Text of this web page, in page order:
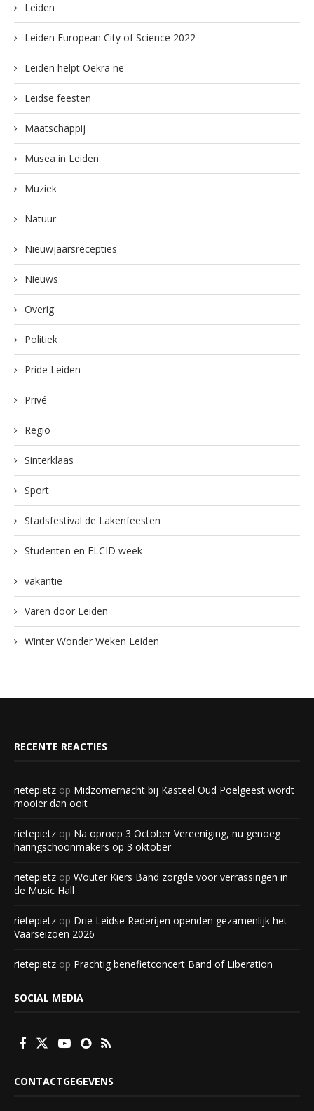
Leiden
Leiden European City of Science 2022
Leiden helpt Oekraïne
Leidse feesten
Maatschappij
Musea in Leiden
Muziek
Natuur
Nieuwjaarsrecepties
Nieuws
Overig
Politiek
Pride Leiden
Privé
Regio
Sinterklaas
Sport
Stadsfestival de Lakenfeesten
Studenten en ELCID week
vakantie
Varen door Leiden
Winter Wonder Weken Leiden
RECENTE REACTIES
rietepietz op Midzomernacht bij Kasteel Oud Poelgeest wordt
mooier dan ooit
rietepietz op Na oproep 3 October Vereeniging, nu genoeg
haringschoonmakers op 3 oktober
rietepietz op Wouter Kiers Band zorgde voor verrassingen in
de Music Hall
rietepietz op Drie Leidse Rederijen openden gezamenlijk het
Vaarseizoen 2026
rietepietz op Prachtig benefietconcert Band of Liberation
SOCIAL MEDIA
CONTACTGEGEVENS